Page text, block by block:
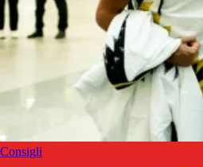
Consigli